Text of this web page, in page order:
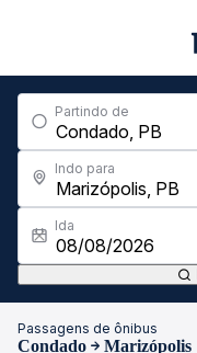
Partindo de
Indo para
Ida
Passagens de ônibus
Condado Marizópolis